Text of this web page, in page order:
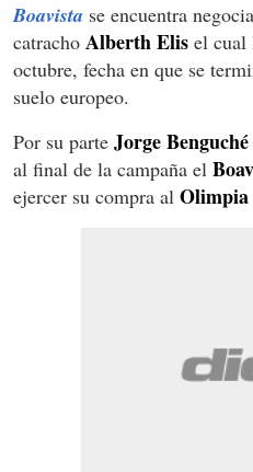
Boavista se encuentra
catracho Alberth Elis el cual
octubre, fecha en que se
suelo europeo.
Por su parte Jorge Benguché
al final de la campaña el
ejercer su compra al Olimpia